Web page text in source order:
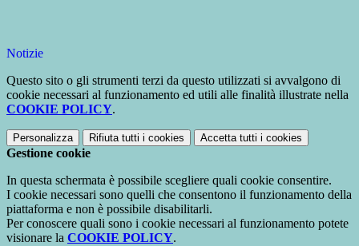
Notizie
Questo sito o gli strumenti terzi da questo utilizzati si avvalgono di
cookie necessari al funzionamento ed utili alle finalità illustrate nella
COOKIE POLICY.
Personalizza Rifiuta tutti i cookies Accetta tutti i cookies
Gestione cookie
In questa schermata è possibile scegliere quali cookie consentire.
I cookie necessari sono quelli che consentono il funzionamento della
piattaforma e non è possibile disabilitarli.
Per conoscere quali sono i cookie necessari al funzionamento potete
visionare la COOKIE POLICY.